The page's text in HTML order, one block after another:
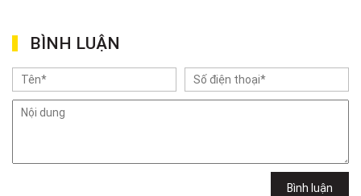
BÌNH LUẬN
Bình luận